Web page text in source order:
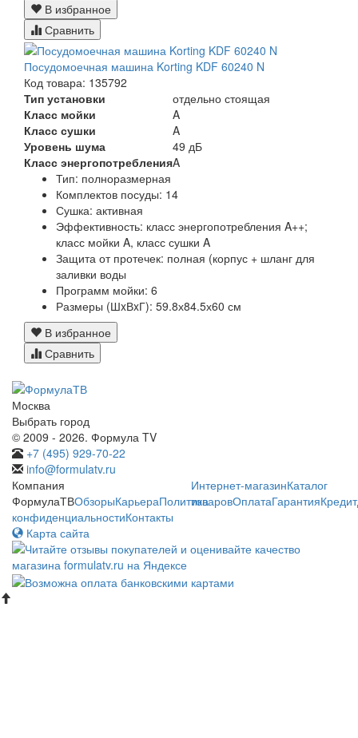
В избранное
Сравнить
Посудомоечная машина Korting KDF 60240 N
Код товара: 135792
Тип установки
отдельно стоящая
Класс мойки
A
Класс сушки
A
Уровень шума
49 дБ
Класс энергопотребленияA
Тип: полноразмерная
Комплектов посуды: 14
Сушка: активная
Эффективность: класс энергопотребления A++;
класс мойки A, класс сушки A
Защита от протечек: полная (корпус + шланг для
заливки воды
Программ мойки: 6
Размеры (ШxВxГ): 59.8х84.5х60 см
В избранное
Сравнить
Москва
Выбрать город
© 2009 - 2026. Формула TV
+7 (495) 929-70-22
info@formulatv.ru
Компания
ФормулаТВОбзорыКарьераПолитика
конфиденциальностиКонтакты
Интернет-магазинКаталог
товаровОплатаГарантияКредит
Карта сайта